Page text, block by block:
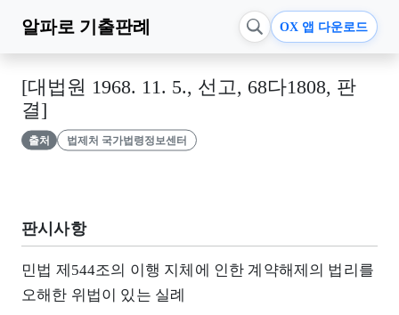
알파로 기출판례 OX 앱 다운로드
[대법원 1968. 11. 5., 선고, 68다1808, 판
결]
출처 법제처 국가법령정보센터
판시사항
민법 제544조의 이행 지체에 인한 계약해제의 법리를
오해한 위법이 있는 실례